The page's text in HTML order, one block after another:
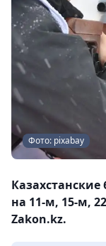
Фото: pixabay
на 11-м, 15-м,
Zakon.kz.